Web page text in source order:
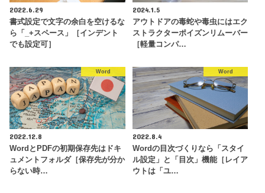
2022.6.29
書式設定で文字の余白を空けるな
ら「_+スペース」［インデント
でも設定可］
2024.1.5
アウトドアの毒蛇や毒虫にはエク
ストラクターポイズンリムーバー
［軽量コンパ…
Word
2022.12.8
WordとPDFの初期保存先はドキ
ュメントフォルダ［保存先が分か
らない時…
Word
2022.8.4
Wordの目次づくりなら「スタイ
ル設定」と「目次」機能［レイア
ウトは「ユ…